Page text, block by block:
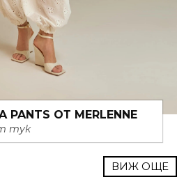
PANTS ОТ MERLENNE
тук
ВИЖ ОЩЕ